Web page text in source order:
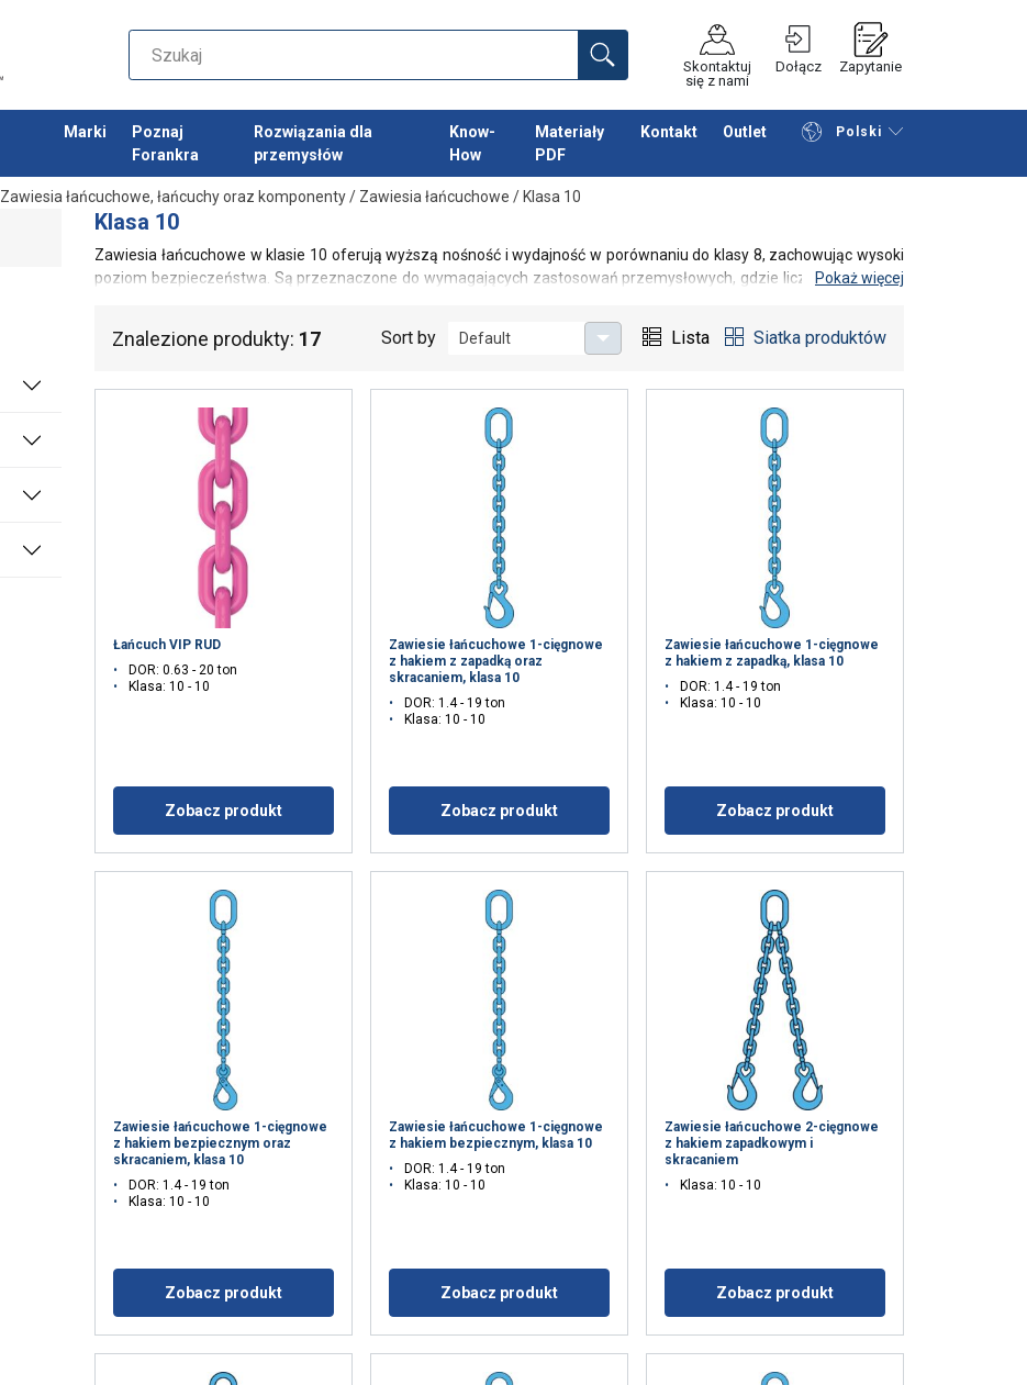
Skontaktuj
się z nami
Dołącz Zapytanie
Marki
Poznaj
Forankra
Rozwiązania dla
przemysłów
Know-
How
Materiały
PDF
Kontakt Outlet Polski
Przeglądaj katalog Podsumowanie
Zawiesia łańcuchowe, łańcuchy oraz komponenty/ Zawiesia łańcuchowe / Klasa 10
Klasa 10
Zawiesia łańcuchowe w klasie 10 oferują wyższą nośność i wydajność w porównaniu do klasy 8, zachowując wysoki
poziom bezpieczeństwa. Są przeznaczone do wymagających zastosowań przemysłowych, gdzie liczy się trwałość,
Pokaż więcej
Znalezione produkty: 17 Sort by Default Lista Siatka produktów
Łańcuch VIP RUD
DOR: 0.63 - 20 ton
Klasa: 10 - 10
Zobacz produkt
Zawiesie łańcuchowe 1-cięgnowe
z hakiem z zapadką oraz
skracaniem, klasa 10
DOR: 1.4 - 19 ton
Klasa: 10 - 10
Zobacz produkt
Zawiesie łańcuchowe 1-cięgnowe
z hakiem z zapadką, klasa 10
DOR: 1.4 - 19 ton
Klasa: 10 - 10
Zobacz produkt
Zawiesie łańcuchowe 1-cięgnowe
z hakiem bezpiecznym oraz
skracaniem, klasa 10
DOR: 1.4 - 19 ton
Klasa: 10 - 10
Zobacz produkt
Zawiesie łańcuchowe 1-cięgnowe
z hakiem bezpiecznym, klasa 10
DOR: 1.4 - 19 ton
Klasa: 10 - 10
Zobacz produkt
Zawiesie łańcuchowe 2-cięgnowe
z hakiem zapadkowym i
skracaniem
Klasa: 10 - 10
Zobacz produkt